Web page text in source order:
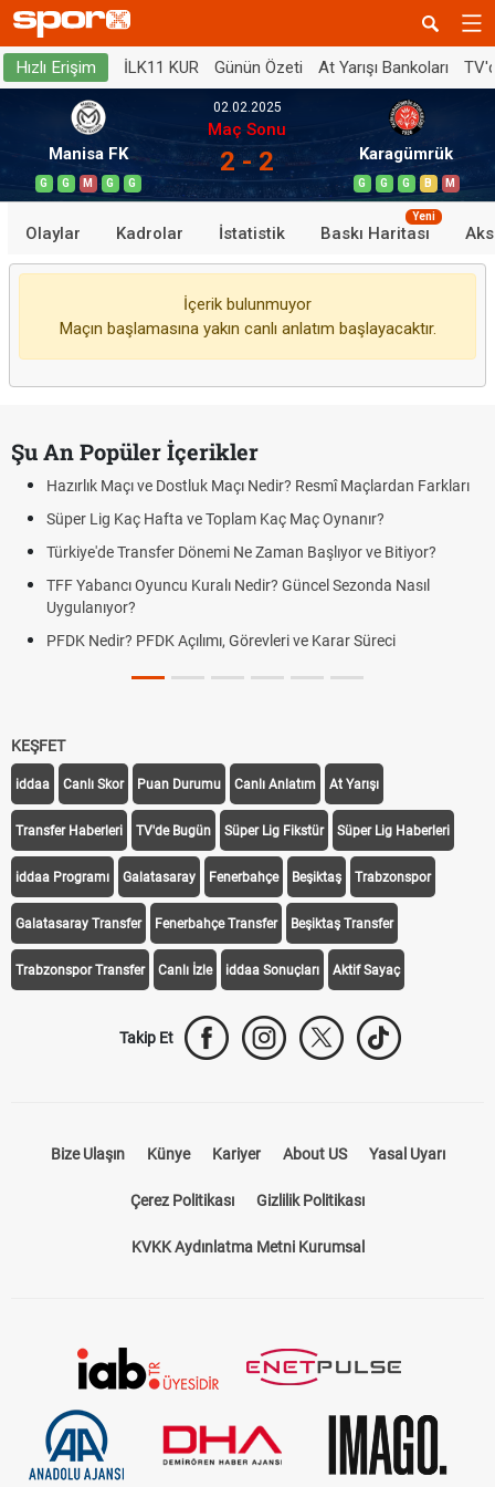
Hızlı Erişim İLK11 KUR Günün Özeti At Yarışı Bankoları
Manisa FK
G G M G G
02.02.2025
Maç Sonu
2 - 2 Karagümrük
G G G B M
Olaylar Kadrolar İstatistik Baskı Haritası
Yeni
İçerik bulunmuyor
Maçın başlamasına yakın canlı anlatım başlayacaktır.
Şu An Popüler İçerikler
Hazırlık Maçı ve Dostluk Maçı Nedir? Resmî Maçlardan Farkları
Süper Lig Kaç Hafta ve Toplam Kaç Maç Oynanır?
Türkiye'de Transfer Dönemi Ne Zaman Başlıyor ve Bitiyor?
TFF Yabancı Oyuncu Kuralı Nedir? Güncel Sezonda Nasıl
Uygulanıyor?
PFDK Nedir? PFDK Açılımı, Görevleri ve Karar Süreci
KEŞFET
iddaa Canlı Skor Puan Durumu Canlı Anlatım At Yarışı
Transfer Haberleri TV'de Bugün Süper Lig Fikstür Süper Lig Haberleri
iddaa Programı Galatasaray Fenerbahçe Beşiktaş Trabzonspor
Galatasaray Transfer Fenerbahçe Transfer Beşiktaş Transfer
Trabzonspor Transfer Canlı İzle iddaa Sonuçları Aktif Sayaç
Takip Et
Bize Ulaşın Künye Kariyer About US Yasal Uyarı
Çerez Politikası Gizlilik Politikası
KVKK Aydınlatma Metni Kurumsal